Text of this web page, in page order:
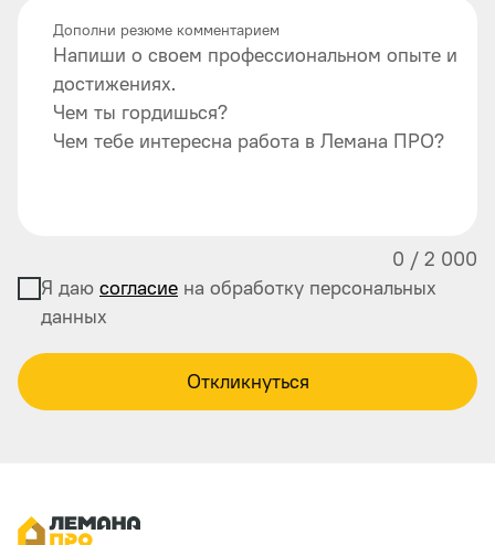
Напиши о своем профессиональном опыте и
достижениях.
Чем ты гордишься?
Чем тебе интересна работа в Лемана ПРО?
Дополни резюме комментарием
0 / 2 000
Я даю согласие на обработку персональных
данных
Откликнуться